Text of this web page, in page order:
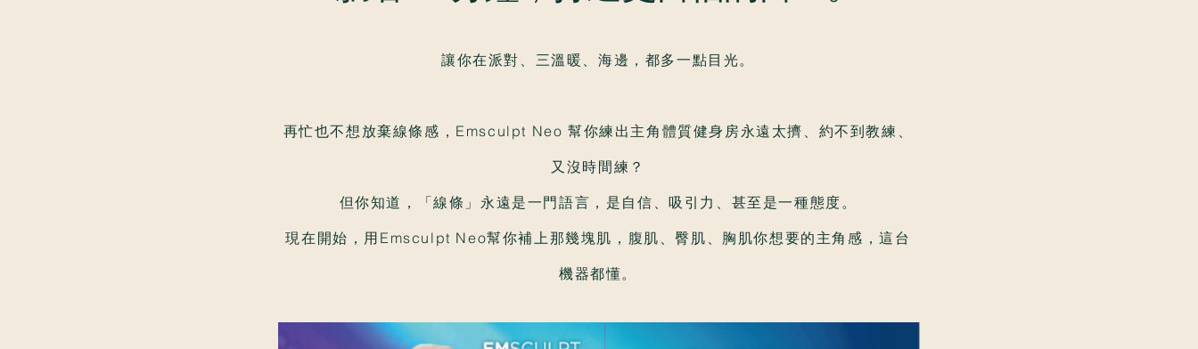
讓你在派對、三溫暖、海邊，都多一點目光。
再忙也不想放棄線條感，Emsculpt Neo 幫你練出主角體質健身房永遠太擠、約不到教練、
又沒時間練？
但你知道，「線條」永遠是一門語言，是自信、吸引力、甚至是一種態度。
現在開始，用Emsculpt Neo幫你補上那幾塊肌，腹肌、臀肌、胸肌你想要的主角感，這台
機器都懂。